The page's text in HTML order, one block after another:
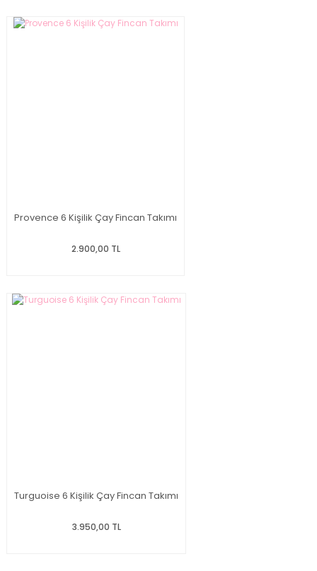
Provence 6 Kişilik Çay Fincan Takımı
2.900,00 TL
Turguoise 6 Kişilik Çay Fincan Takımı
3.950,00 TL